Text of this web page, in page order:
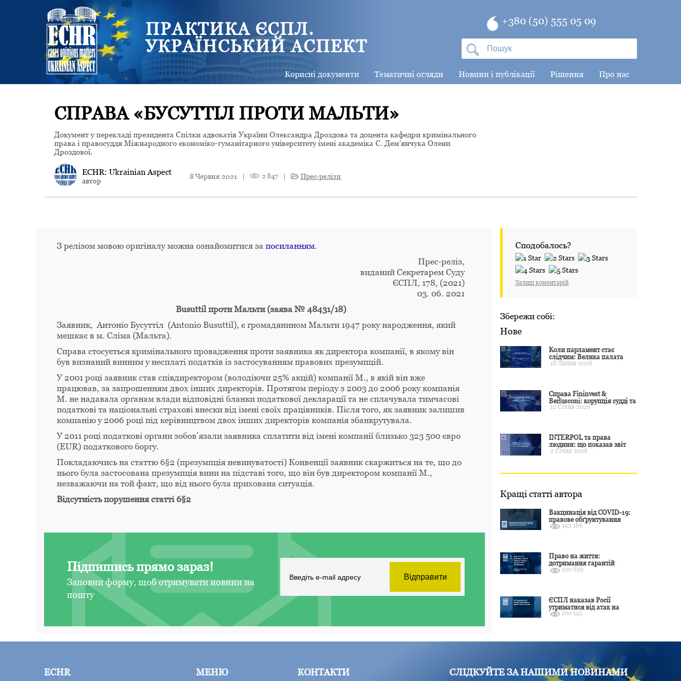
ПРАКТИКА ЄСПЛ.
УКРАЇНСЬКИЙ АСПЕКТ
+380 (50) 555 05 09
Корисні документи Тематичні огляди Новини і публікації Рішення Про нас
СПРАВА «БУСУТТІЛ ПРОТИ МАЛЬТИ»
Документ у перекладі президента Спілки адвокатів України Олександра Дроздова та доцента кафедри кримінального
права і правосуддя Міжнародного економіко-гуманітарного університету імені академіка С. Дем’янчука Олени
Дроздової.
ECHR: Ukrainian Aspect
автор
8 Червня 2021 | 2 847 | Прес-релізи
З релізом мовою оригіналу можна ознайомитися за посиланням.
Прес-реліз,
виданий Секретарем Суду
ЄСПЛ, 178, (2021)
03. 06. 2021
Busuttil проти Мальти (заява № 48431/18)
Заявник, Антоніо Бусуттіл (Antonio Busuttil), є громадянином Мальти 1947 року народження, який
мешкає в м. Сліма (Мальта).
Справа стосується кримінального провадження проти заявника як директора компанії, в якому він
був визнаний винним у несплаті податків із застосуванням правових презумпцій.
У 2001 році заявник став співдиректором (володіючи 25% акцій) компанії М., в якій він вже
працював, за запрошенням двох інших директорів. Протягом періоду з 2003 до 2006 року компанія
М. не надавала органам влади відповідні бланки податкової декларації та не сплачувала тимчасові
податкові та національні страхові внески від імені своїх працівників. Після того, як заявник залишив
компанію у 2006 році під керівництвом двох інших директорів компанія збанкрутувала.
У 2011 році податкові органи зобов’язали заявника сплатити від імені компанії близько 323 500 євро
(EUR) податкового боргу.
Покладаючись на статтю 6§2 (презумпція невинуватості) Конвенції заявник скаржиться на те, що до
нього була застосована презумпція вини на підставі того, що він був директором компанії М.,
незважаючи на той факт, що від нього була прихована ситуація.
Відсутність порушення статті 6§2
Підпишись прямо зараз!
Заповни форму, щоб отримувати новини на
пошту
Сподобалось?
Залиш коментарій
Збережи собі:
Нове
Коли парламент стає
слідчим: Велика палата
ЄСПЛ окреслила межі
18 Липня 2026
Справа Fininvest &
Berlusconi: корупція судді та
презумпція невинуватості
12 Січня 2026
INTERPOL та права
людини: що показав звіт
CCF за 2024 рік і чого чекати
2 Січня 2026
Кращі статті автора
Вакцинація від COVID-19:
правове обґрунтування
відмови і захист від
142 166
Право на життя:
дотримання гарантій
Конвенції залежить від
100 826
ЄСПЛ наказав Росії
утриматися від атак на
цивільні об’єкти України
100 145
ECHR МЕНЮ КОНТАКТИ СЛІДКУЙТЕ ЗА НАШИМИ НОВИНАМИ